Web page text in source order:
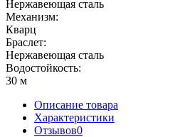
Нержавеющая сталь
Механизм:
Кварц
Браслет:
Нержавеющая сталь
Водостойкость:
30 м
Описание товара
Характеристики
Отзывов0